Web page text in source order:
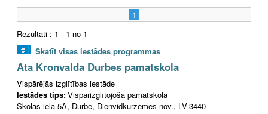
1
Rezultāti : 1 - 1 no 1
Skatīt visas iestādes programmas
Ata Kronvalda Durbes pamatskola
Vispārējās izglītības iestāde
Iestādes tips:Vispārizglītojošā pamatskola
Skolas iela 5A, Durbe, Dienvidkurzemes nov., LV-3440